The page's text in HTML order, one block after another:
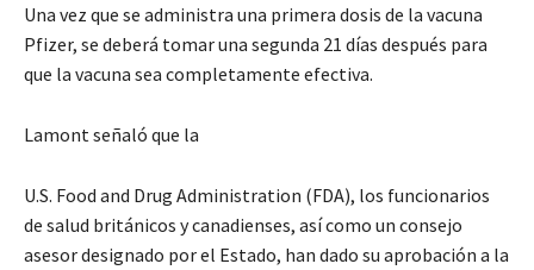
Una vez que se administra una primera dosis de la vacuna
Pfizer, se deberá tomar una segunda 21 días después para
que la vacuna sea completamente efectiva.
Lamont señaló que la
U.S. Food and Drug Administration (FDA), los funcionarios
de salud británicos y canadienses, así como un consejo
asesor designado por el Estado, han dado su aprobación a la